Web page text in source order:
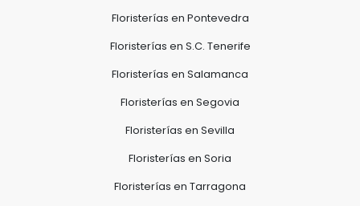
Floristerías en Pontevedra
Floristerías en S.C. Tenerife
Floristerías en Salamanca
Floristerías en Segovia
Floristerías en Sevilla
Floristerías en Soria
Floristerías en Tarragona